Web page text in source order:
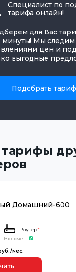
Специалист по
тарифа онлайн!
для Вас
минуты! Мы следим
цен и
выгодные
Подобрать тариф
Домашний-600
Роутер*
Включен